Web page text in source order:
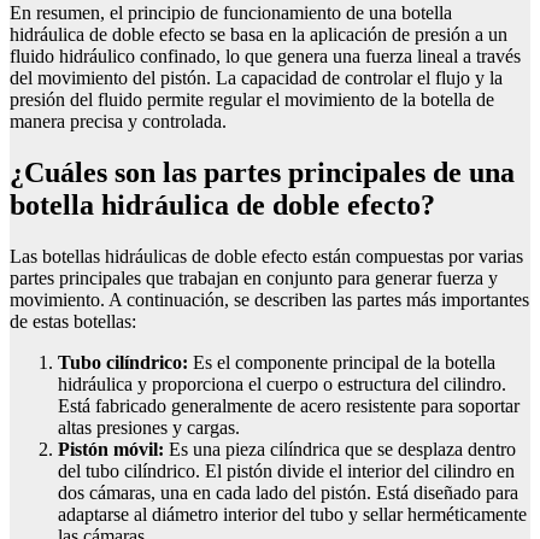
En resumen, el principio de funcionamiento de una botella
hidráulica de doble efecto se basa en la aplicación de presión a un
fluido hidráulico confinado, lo que genera una fuerza lineal a través
del movimiento del pistón. La capacidad de controlar el flujo y la
presión del fluido permite regular el movimiento de la botella de
manera precisa y controlada.
¿Cuáles son las partes principales de una
botella hidráulica de doble efecto?
Las botellas hidráulicas de doble efecto están compuestas por varias
partes principales que trabajan en conjunto para generar fuerza y
movimiento. A continuación, se describen las partes más importantes
de estas botellas:
Tubo cilíndrico: Es el componente principal de la botella
hidráulica y proporciona el cuerpo o estructura del cilindro.
Está fabricado generalmente de acero resistente para soportar
altas presiones y cargas.
Pistón móvil: Es una pieza cilíndrica que se desplaza dentro
del tubo cilíndrico. El pistón divide el interior del cilindro en
dos cámaras, una en cada lado del pistón. Está diseñado para
adaptarse al diámetro interior del tubo y sellar herméticamente